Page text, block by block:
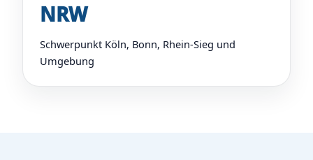
NRW
Schwerpunkt Köln, Bonn, Rhein-Sieg und
Umgebung